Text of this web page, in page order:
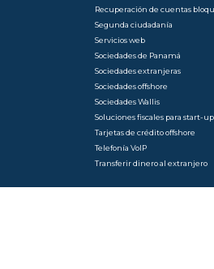
Recuperación de cuentas
Segunda ciudadanía
Servicios web
Sociedades de Panamá
Sociedades extranjeras
Sociedades offshore
Sociedades Wallis
Soluciones fiscales para start-up
Tarjetas de crédito offshore
Telefonía VoIP
Transferir dinero al extranjero